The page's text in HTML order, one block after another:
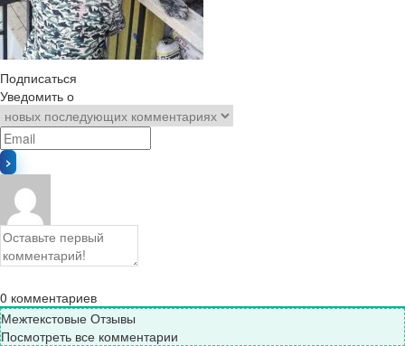
Подписаться
Уведомить о
0 комментариев
Межтекстовые Отзывы
Посмотреть все комментарии